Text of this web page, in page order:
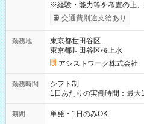
※経験・能力等を考慮の上、加給
間】試用期間なし
交通費別途支給あり
勤務地
東京都世田谷区
東京都世田谷区桜上水
アシストワーク株式会社
勤務時間
シフト制
1日あたりの実働時間：最
勤務 勤務：月・水・金 休み：火・木・
可能です！ ※1日あたりの最大実働時間は日勤、夜勤共に勤務し
期間 単発・1日のみOK